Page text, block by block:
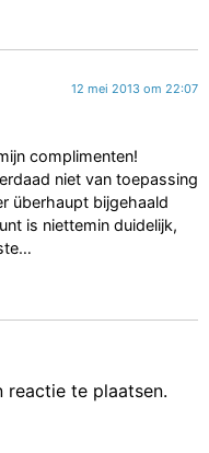
12 mei 2013 om 22:07
complimenten!
niet van toepassing
überhaupt bijgehaald
is niettemin duidelijk,
reactie te plaatsen.